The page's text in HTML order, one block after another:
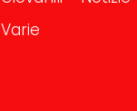
Varie